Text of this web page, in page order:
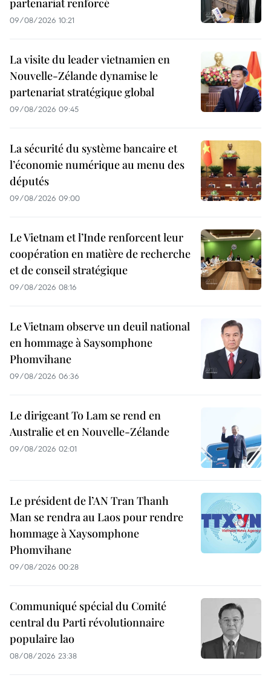
partenariat renforcé
09/08/2026 10:21
La visite du leader vietnamien en
Nouvelle-Zélande dynamise le
partenariat stratégique global
09/08/2026 09:45
La sécurité du système bancaire et
l’économie numérique au menu des
députés
09/08/2026 09:00
Le Vietnam et l’Inde renforcent leur
coopération en matière de recherche
et de conseil stratégique
09/08/2026 08:16
Le Vietnam observe un deuil national
en hommage à Saysomphone
Phomvihane
09/08/2026 06:36
Le dirigeant To Lam se rend en
Australie et en Nouvelle-Zélande
09/08/2026 02:01
Le président de l’AN Tran Thanh
Man se rendra au Laos pour rendre
hommage à Xaysomphone
Phomvihane
09/08/2026 00:28
Communiqué spécial du Comité
central du Parti révolutionnaire
populaire lao
08/08/2026 23:38